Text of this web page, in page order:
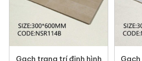
Gạch trang trí định hình